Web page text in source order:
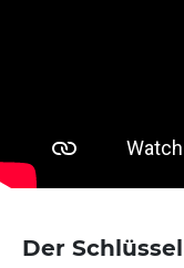
Der